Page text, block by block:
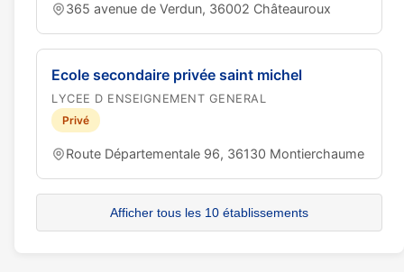
365 avenue de Verdun, 36002 Châteauroux
Ecole secondaire privée saint michel
LYCEE D ENSEIGNEMENT GENERAL
Privé
Route Départementale 96, 36130 Montierchaume
Afficher tous les 10 établissements